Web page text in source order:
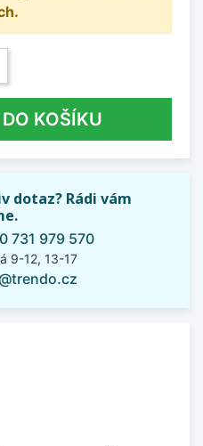
DO KOŠÍKU
dotaz? Rádi vám
731 979 570
9-12, 13-17